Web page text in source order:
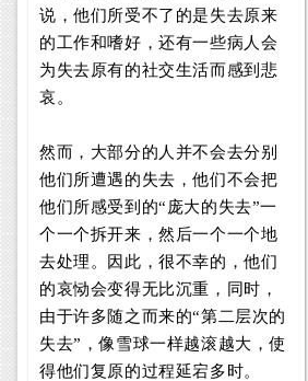
说，他们所受不了的是失去原来
的工作和嗜好，还有一些病人会
为失去原有的社交生活而感到悲
哀。
然而，大部分的人并不会去分别
他们所遭遇的失去，他们不会把
他们所感受到的“庞大的失去”一
个一个拆开来，然后一个一个地
去处理。因此，很不幸的，他们
的哀恸会变得无比沉重，同时，
由于许多随之而来的“第二层次的
失去”，像雪球一样越滚越大，使
得他们复原的过程延宕多时。